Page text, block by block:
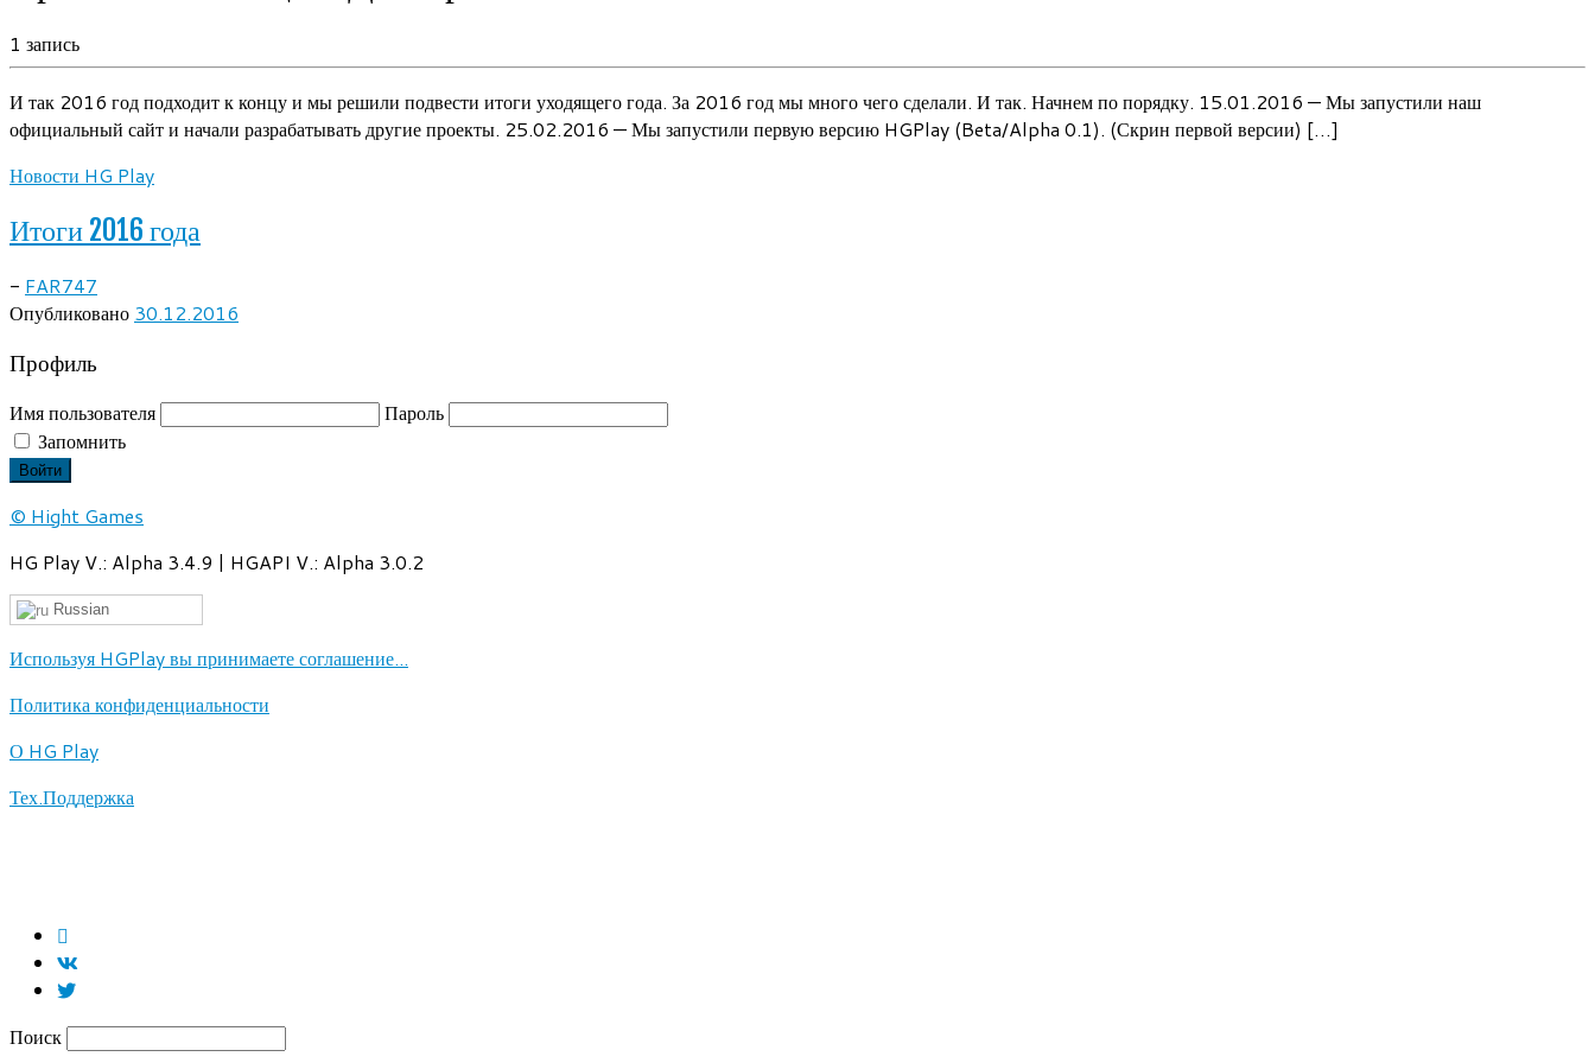
1 запись
И так 2016 год подходит к концу и мы решили подвести итоги уходящего года. За 2016 год мы много чего сделали. И так. Начнем по порядку. 15.01.2016 — Мы запустили наш
официальный сайт и начали разрабатывать другие проекты. 25.02.2016 — Мы запустили первую версию HGPlay (Beta/Alpha 0.1). (Скрин первой версии) […]
Новости HG Play
Итоги 2016 года
- FAR747
Опубликовано 30.12.2016
Профиль
Имя пользователя
Пароль
Запомнить
© Hight Games
HG Play V.: Alpha 3.4.9 | HGAPI V.: Alpha 3.0.2
Russian
Используя HGPlay вы принимаете соглашение...
Политика конфиденциальности
О HG Play
Тех.Поддержка
Поиск